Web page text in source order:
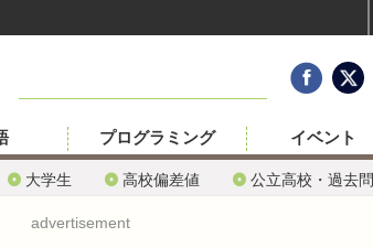
大学生 高校偏差値 公立高校・過去問
プログラミング イベント
advertisement